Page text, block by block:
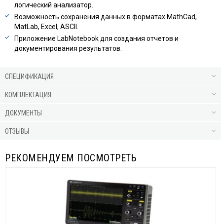
логический анализатор.
Возможность сохранения данных в форматах MathCad,
MatLab, Excel, ASCII.
Приложение LabNotebook для создания отчетов и
документирования результатов.
СПЕЦИФИКАЦИЯ
КОМПЛЕКТАЦИЯ
ДОКУМЕНТЫ
ОТЗЫВЫ
РЕКОМЕНДУЕМ ПОСМОТРЕТЬ